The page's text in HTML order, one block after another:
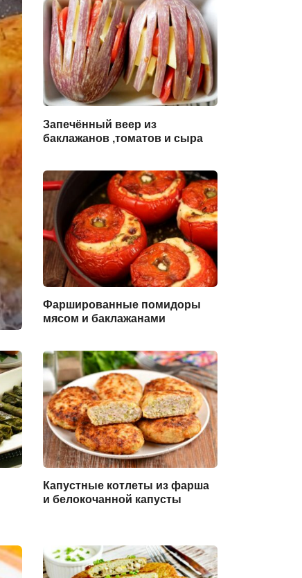
Запечённый веер из
баклажанов ,томатов и сыра
Фаршированные помидоры
мясом и баклажанами
Капустные котлеты из фарша
и белокочанной капусты